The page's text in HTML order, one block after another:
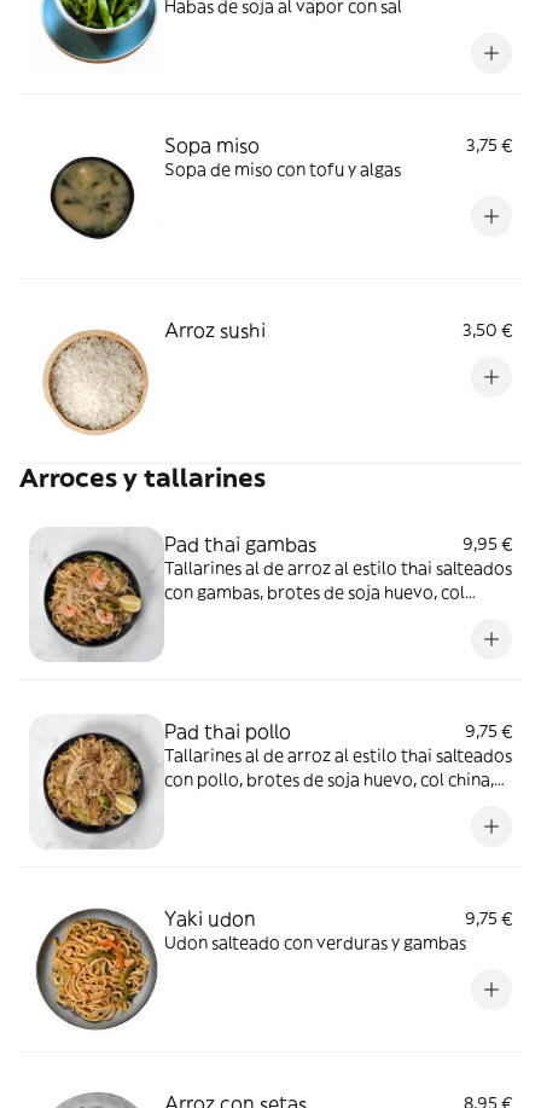
Habas de soja al vapor con sal
Sopa miso
3,75 €
Sopa de miso con tofu y algas
Arroz sushi 3,50 €
Arroces y tallarines
Pad thai gambas
9,95 €
Tallarines al de arroz al estilo thai salteados
con gambas, brotes de soja huevo, col
Pad thai pollo
9,75 €
Tallarines al de arroz al estilo thai salteados
con pollo, brotes de soja huevo, col china,
Yaki udon
9,75 €
Udon salteado con verduras y gambas
Arroz con setas 8,95 €